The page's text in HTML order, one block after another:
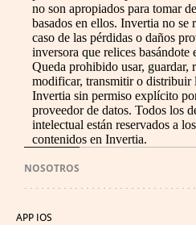
no son apropiados para tomar
basados en ellos. Invertia no se
caso de las pérdidas o daños
inversora que relices basándote
Queda prohibido usar, guardar,
modificar, transmitir o distribuir
Invertia sin permiso explícito
proveedor de datos. Todos los
intelectual están reservados a
contenidos en Invertia.
NOSOTROS
APP IOS